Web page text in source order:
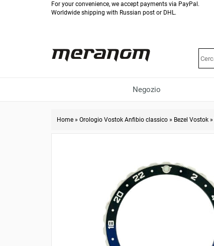
For your convenience, we accept payments via PayPal.
Worldwide shipping with Russian post or DHL.
Negozio
Home » Orologio Vostok Anfibio classico » Bezel Vostok »